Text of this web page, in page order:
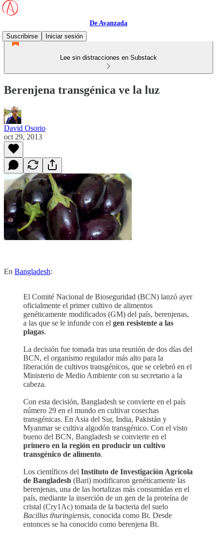
De Avanzada
Suscribirse
Iniciar sesión
Lee sin distracciones en Substack
Berenjena transgénica ve la luz
David Osorio
oct 29, 2013
En Bangladesh:
El Comité Nacional de Bioseguridad (BCN) lanzó ayer
oficialmente el primer cultivo de alimentos
genéticamente modificados (GM) del país, berenjenas,
a las que se le infunde con el gen resistente a las
plagas.
La decisión fue tomada tras una reunión de dos días del
BCN, el organismo regulador más alto para la
liberación de cultivos transgénicos, que se celebró en el
Ministerio de Medio Ambiente con su secretario a la
cabeza.
Con esta decisión, Bangladesh se convierte en el país
número 29 en el mundo en cultivar cosechas
transgénicas. En Asia del Sur, India, Pakistán y
Myanmar se cultiva algodón transgénico. Con el visto
bueno del BCN, Bangladesh se convierte en el
primero en la región en producir un cultivo
transgénico de alimento.
Los científicos del Instituto de Investigación Agrícola
de Bangladesh (Bari) modificaron genéticamente las
berenjenas, una de las hortalizas más consumidas en el
país, mediante la inserción de un gen de la proteína de
cristal (Cry1Ac) tomada de la bacteria del suelo
Bacillus thuringiensis, conocida como Bt. Desde
entonces se ha conocido como berenjena Bt.